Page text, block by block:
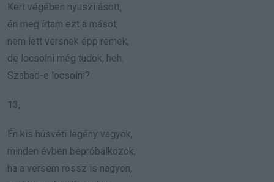
Kert végében nyuszi ásott,
én meg írtam ezt a másot,
nem lett versnek épp remek,
de locsolni még tudok, heh.
Szabad-e locsolni?
13,
Én kis húsvéti legény vagyok,
minden évben bepróbálkozok,
ha a versem rossz is nagyon,